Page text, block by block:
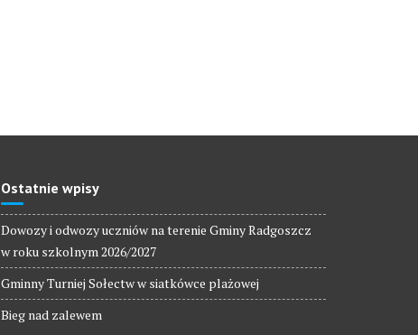
Ostatnie wpisy
Dowozy i odwozy uczniów na terenie Gminy Radgoszcz
w roku szkolnym 2026/2027
Gminny Turniej Sołectw w siatkówce plażowej
Bieg nad zalewem